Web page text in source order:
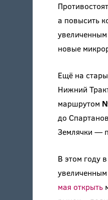
а повысить
новые
Ещё на
Нижний
маршрутом
до
Землячки —
В этом году
мая открыть